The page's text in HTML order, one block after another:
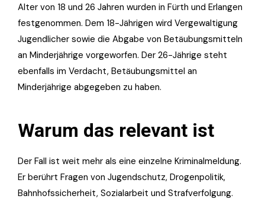
Alter von 18 und 26 Jahren wurden in Fürth und Erlangen
festgenommen. Dem 18-Jährigen wird Vergewaltigung
Jugendlicher sowie die Abgabe von Betäubungsmitteln
an Minderjährige vorgeworfen. Der 26-Jährige steht
ebenfalls im Verdacht, Betäubungsmittel an
Minderjährige abgegeben zu haben.
Warum das relevant ist
Der Fall ist weit mehr als eine einzelne Kriminalmeldung.
Er berührt Fragen von Jugendschutz, Drogenpolitik,
Bahnhofssicherheit, Sozialarbeit und Strafverfolgung.